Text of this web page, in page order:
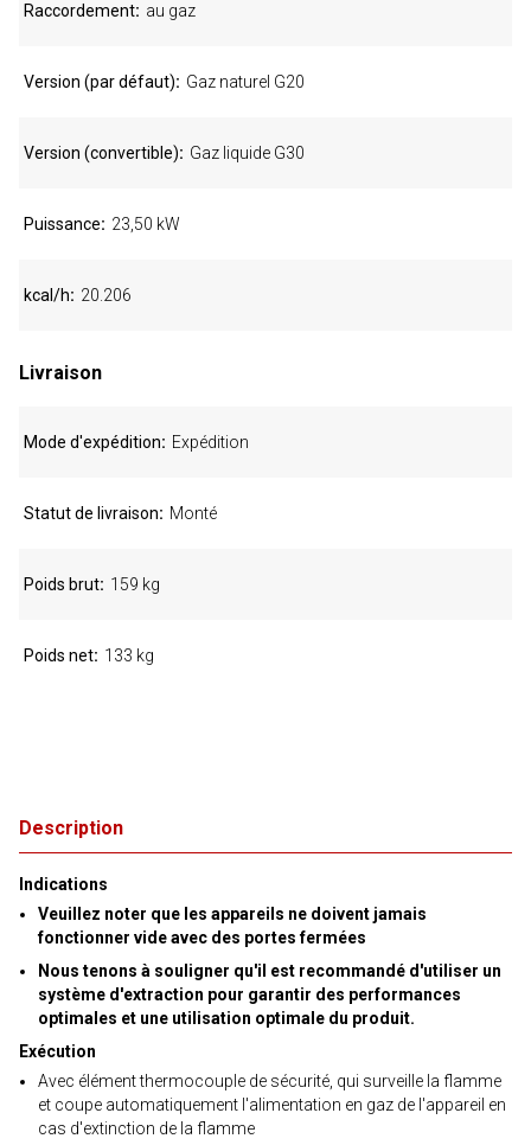
Description
Indications
Veuillez noter que les appareils ne doivent jamais
fonctionner vide avec des portes fermées
Nous tenons à souligner qu'il est recommandé d'utiliser un
système d'extraction pour garantir des performances
optimales et une utilisation optimale du produit.
Exécution
Avec élément thermocouple de sécurité, qui surveille la flamme
et coupe automatiquement l'alimentation en gaz de l'appareil en
cas d'extinction de la flamme
Raccordement au gaz
Version (par défaut) Gaz naturel G20
Version (convertible) Gaz liquide G30
Puissance 23,50 kW
kcal/h 20.206
Livraison
Mode d'expédition Expédition
Statut de livraison Monté
Poids brut 159 kg
Poids net 133 kg